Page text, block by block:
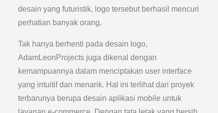
desain yang futuristik, logo tersebut berhasil mencuri
perhatian banyak orang.
Tak hanya berhenti pada desain logo,
AdamLeonProjects juga dikenal dengan
kemampuannya dalam menciptakan user interface
yang intuitif dan menarik. Hal ini terlihat dari proyek
terbarunya berupa desain aplikasi mobile untuk